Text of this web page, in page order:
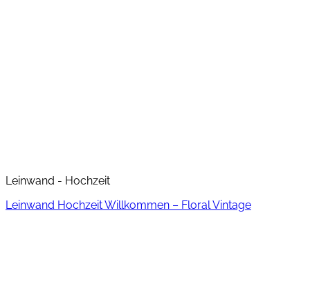
Leinwand - Hochzeit
Leinwand Hochzeit Willkommen – Floral Vintage